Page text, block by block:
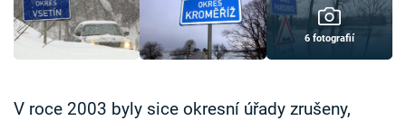
Sledujte prima+
Přihlášení
6 fotografií
V roce 2003 byly sice okresní úřady zrušeny,